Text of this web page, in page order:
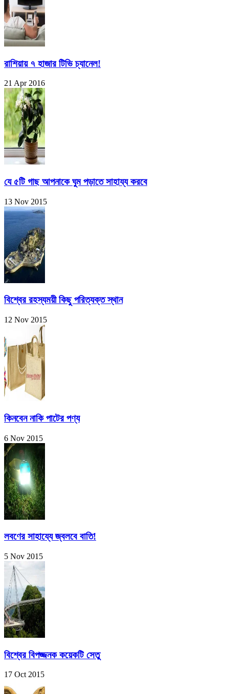
রাশিয়ায় ৭ হাজার টিভি চ্যানেল!
21 Apr 2016
যে ৫টি গাছ আপনাকে ঘুম পড়াতে সাহায্য করবে
13 Nov 2015
বিশ্বের রহস্যময়ী কিছু পরিত্যক্ত স্থান
12 Nov 2015
কিনবেন নাকি পাটের পণ্য
6 Nov 2015
লবণের সাহায্যে জ্বলবে বাতি!
5 Nov 2015
বিশ্বের বিপজ্জনক কয়েকটি সেতু
17 Oct 2015